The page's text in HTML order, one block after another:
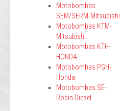
Motobombas
SEM/SERM-Mitsubishi
Motobombas KTM-
Mitsubishi.
Motobombas KTH-
HONDA
Motobombas PGH-
Honda
Motobombas SE-
Robin Diesel